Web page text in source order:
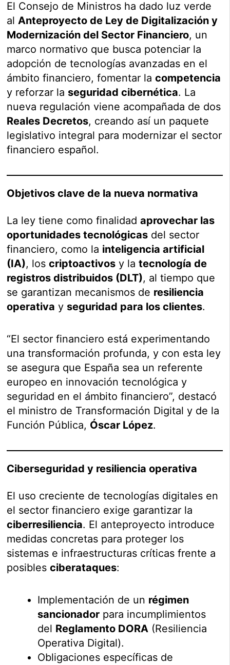
El Consejo de Ministros ha dado luz verde
alAnteproyecto de Ley de Digitalización y
Modernización del Sector Financiero, un
marco normativo que busca potenciar la
adopción de tecnologías avanzadas en el
ámbito financiero, fomentar lacompetencia
y reforzar la seguridad cibernética. La
nueva regulación viene acompañada de dos
Reales Decretos, creando así un paquete
legislativo integral para modernizar el sector
financiero español.
Objetivos clave de la nueva normativa
La ley tiene como finalidadaprovechar las
oportunidades tecnológicas del sector
financiero, como la inteligencia artificial
(IA), loscriptoactivos y latecnología de
registros distribuidos (DLT), al tiempo que
se garantizan mecanismos de resiliencia
operativa y seguridad para los clientes.
“El sector financiero está experimentando
una transformación profunda, y con esta ley
se asegura que España sea un referente
europeo en innovación tecnológica y
seguridad en el ámbito financiero”, destacó
el ministro de Transformación Digital y de la
Función Pública, Óscar López.
Ciberseguridad y resiliencia operativa
El uso creciente de tecnologías digitales en
el sector financiero exige garantizar la
ciberresiliencia. El anteproyecto introduce
medidas concretas para proteger los
sistemas e infraestructuras críticas frente a
posiblesciberataques:
Implementación de un régimen
sancionador para incumplimientos
del Reglamento DORA (Resiliencia
Operativa Digital).
Obligaciones específicas de